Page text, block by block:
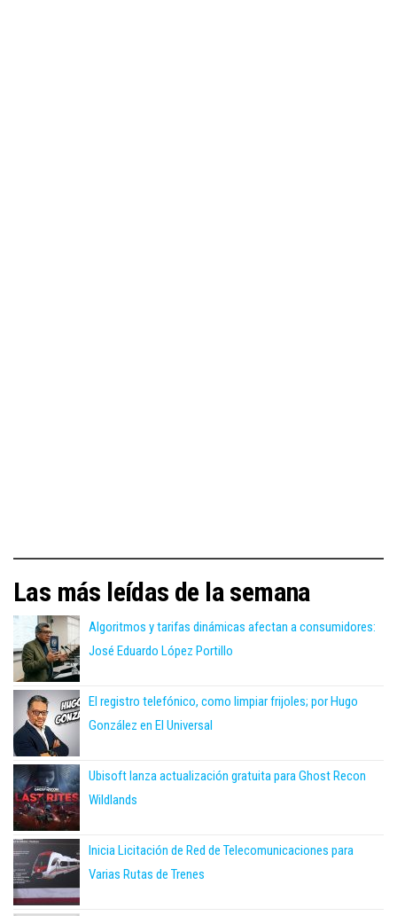
Las más leídas de la semana
Algoritmos y tarifas dinámicas afectan a consumidores:
José Eduardo López Portillo
El registro telefónico, como limpiar frijoles; por Hugo
González en El Universal
Ubisoft lanza actualización gratuita para Ghost Recon
Wildlands
Inicia Licitación de Red de Telecomunicaciones para
Varias Rutas de Trenes